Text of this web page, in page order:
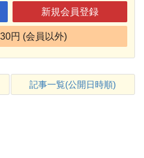
新規会員登録
円 (会員以外)
記事一覧(公開日時順)